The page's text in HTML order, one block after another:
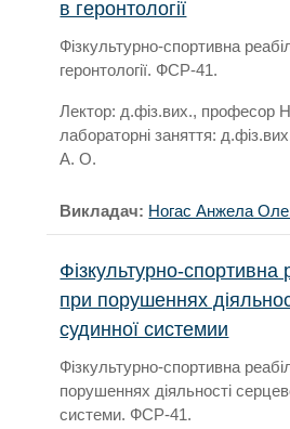
в геронтології
Фізкультурно-спортивна
геронтології. ФСР-41.
Лектор: д.фіз.вих., професор
лабораторні заняття:
А. О.
Викладач: Ногас Анжела
Фізкультурно-спортивна
при порушеннях
судинної системии
Фізкультурно-спортивна
порушеннях діяльності
системи. ФСР-41.